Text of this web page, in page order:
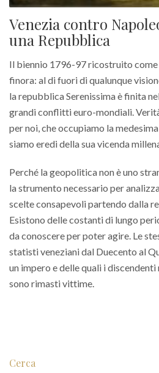
Venezia contro
una Repubblica
Il biennio 1796-97 ricostruito
finora: al di fuori di qualunque
la repubblica Serenissima è finita
grandi conflitti euro-mondiali.
per noi, che occupiamo la
siamo eredi della sua vicenda
Perché la geopolitica non è uno
la strumento necessario per
scelte consapevoli partendo dalla
Esistono delle costanti di lungo
da conoscere per poter agire. Le
statisti veneziani dal Duecento al
un impero e delle quali i discendenti
sono rimasti vittime.
Cerca